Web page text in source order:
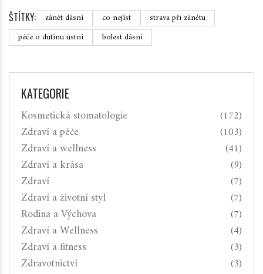
ŠTÍTKY: zánět dásní co nejíst
strava při zánětu
péče o dutinu ústní
bolest dásní
KATEGORIE
Kosmetická stomatologie (172)
Zdraví a péče (103)
Zdraví a wellness (41)
Zdraví a krása (9)
Zdraví (7)
Zdraví a životní styl (7)
Rodina a Výchova (7)
Zdraví a Wellness (4)
Zdraví a fitness (3)
Zdravotnictví (3)